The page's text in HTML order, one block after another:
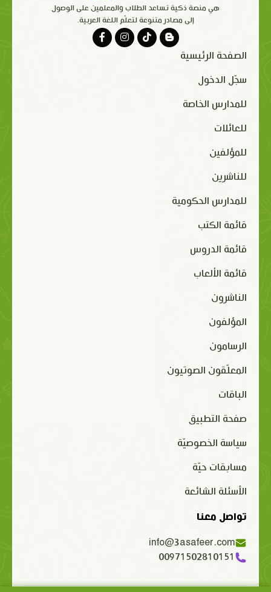
هي منصة ذكية تساعد الطلاب والمعلمين على الوصول
إلى مصادر متنوعة لتعلّم اللغة العربية.
الصفحة الرئيسية
سجّل الدخول
للمدارس الخاصة
للعائلات
للمؤلفين
للناشرين
للمدارس الحكومية
قائمة الكتب
قائمة الدروس
قائمة الألعاب
الناشرون
المؤلفون
الرسامون
المعلّقون الصوتيون
الباقات
صفحة التطبيق
سياسة الخصوصيّة
مسابقات حيّة
الأسئلة الشائعة
تواصل معنا
info@3asafeer.com
00971502810151